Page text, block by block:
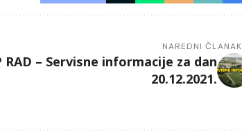
NAREDNI ČLANAK
RAD – Servisne informacije za dan
20.12.2021.